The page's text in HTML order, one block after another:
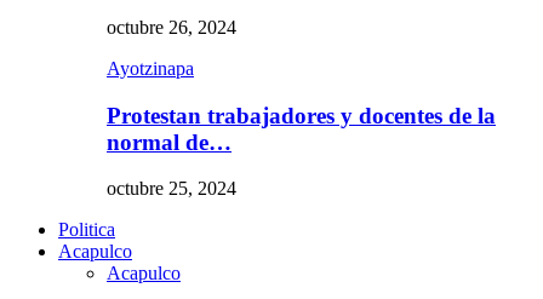
octubre 26, 2024
Ayotzinapa
Protestan trabajadores y docentes de la
normal de…
octubre 25, 2024
Politica
Acapulco
Acapulco